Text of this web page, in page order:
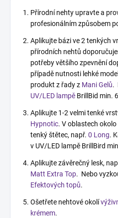
Přírodní nehty upravte a
profesionálním způsobem
Aplikujte bázi ve 2 tenkých
přírodních nehtů
potřeby většího zpevnění
případě nutnosti lehké
produkt z řady z Mani Gelů.
UV/LED lampě BrillBid min.
Aplikujte 1-2 velmi tenké
Hypnotic. V oblastech
tenký štětec, např. 0 Long.
v UV/LED lampě BrillBird
Aplikujte závěrečný lesk,
Matt Extra Top. Nebo
Efektových topů.
Ošetřete nehtové okolí
krémem.